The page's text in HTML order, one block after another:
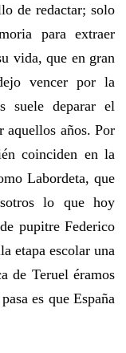
de redactar; solo
para extraer
vida, que en gran
vencer por la
suele deparar el
aquellos años. Por
coinciden en la
Labordeta, que
lo que hoy
pupitre Federico
etapa escolar una
de Teruel éramos
es que España